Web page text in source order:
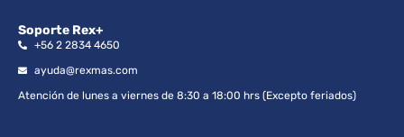
Soporte Rex+
+56 2 2834 4650
ayuda@rexmas.com
Atención de lunes a viernes de 8:30 a 18:00 hrs (Excepto feriados)